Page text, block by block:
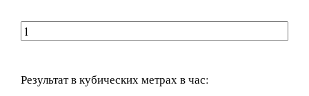
Результат в кубических метрах в час: